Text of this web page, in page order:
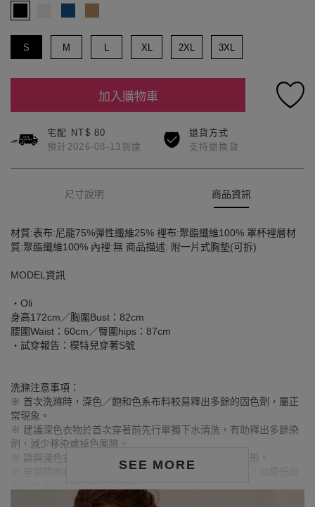
S M L XL 2XL 3XL
加入購物車
宅配 NT$ 80
預計2026-08-13到達
退貨方式
支持退換貨
尺寸說明 商品資訊
SEE MORE
材質:表布:尼龍75%彈性纖維25% 裡布:聚酯纖維100% 罩杯裡層材
質:聚酯纖維100% 內裡:無 商品描述: 附一片式胸墊(可拆)
MODEL資訊
‧Oli
身高172cm／胸圍Bust：82cm
腰圍Waist：60cm／臀圍hips：87cm
‧試穿報告：模特兒穿著S號
洗滌注意事項：
※ 首次洗滌時，深色／飽和色系布料較易釋出多餘的固色劑，屬正
常現象。
※ 建議深色衣物於首次穿著前先行單獨下水清洗，有助釋出多餘染
劑，減少移染或掉色風險。
※ 請與淺色衣物分開洗滌，避免互相染色或產生移染情形。
※ 穿搭時亦建議避免與淺色配件、包款、飾品一同使用，以降低因
※ 顏色請參考單品圖片較為接近，但因圖檔顏色會因個人電腦螢幕